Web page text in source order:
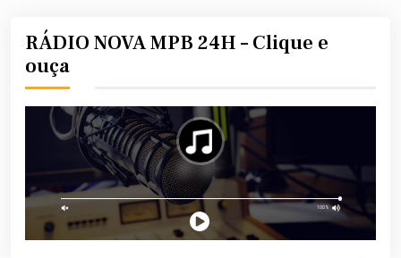
RÁDIO NOVA MPB 24H – Clique e
ouça